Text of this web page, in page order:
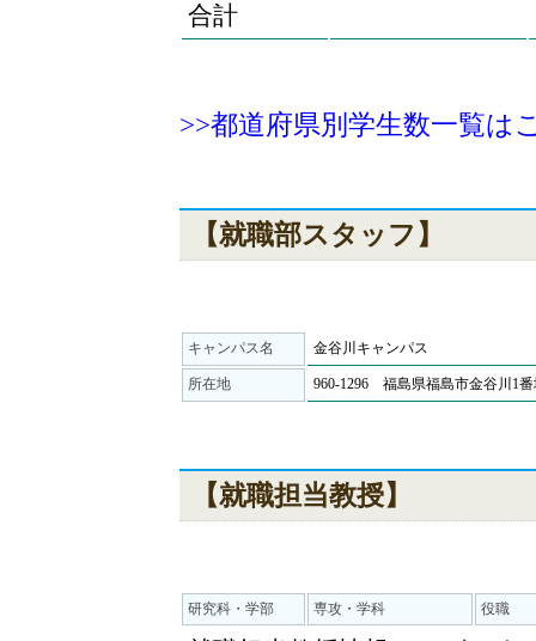
合計
>>都道府県別学生数一覧は
【就職部スタッフ】
キャンパス名 金谷川キャンパス
所在地 960-1296 福島県福島市金谷川1番
【就職担当教授】
研究科・学部 専攻・学科 役職